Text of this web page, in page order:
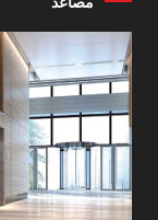
مصاعد